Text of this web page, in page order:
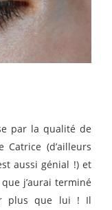
par la qualité de
(d’ailleurs
aussi génial !) et
j’aurai terminé
plus que lui ! Il